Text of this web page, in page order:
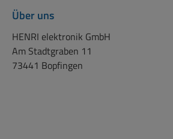
Über uns
HENRI elektronik GmbH
Am Stadtgraben 11
73441 Bopfingen